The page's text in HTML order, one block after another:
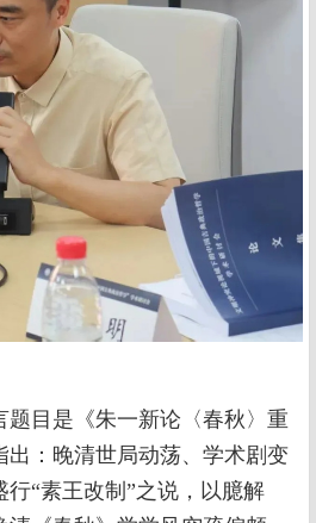
题目是《朱一新论〈春秋〉重
出：晚清世局动荡、学术剧变
“素王改制”之说，以臆解